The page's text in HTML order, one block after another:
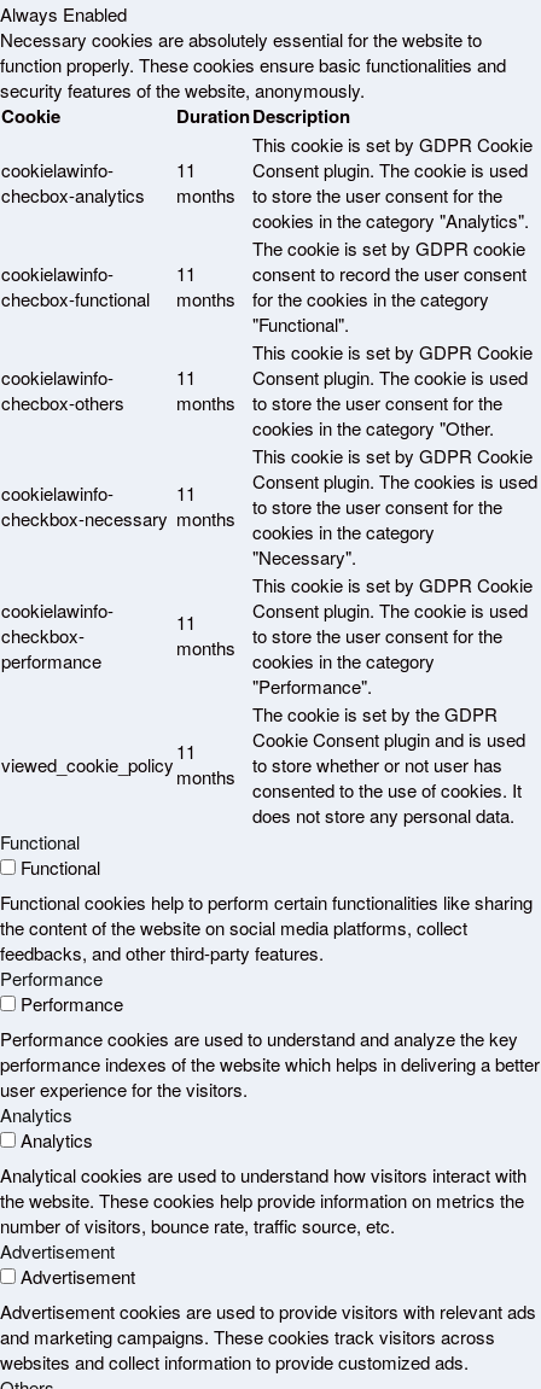
Always Enabled
Necessary cookies are absolutely essential for the website to
function properly. These cookies ensure basic functionalities and
security features of the website, anonymously.
Cookie DurationDescription
cookielawinfo-
checbox-analytics
11
months
This cookie is set by GDPR Cookie
Consent plugin. The cookie is used
to store the user consent for the
cookies in the category "Analytics".
cookielawinfo-
checbox-functional
11
months
The cookie is set by GDPR cookie
consent to record the user consent
for the cookies in the category
"Functional".
cookielawinfo-
checbox-others
11
months
This cookie is set by GDPR Cookie
Consent plugin. The cookie is used
to store the user consent for the
cookies in the category "Other.
cookielawinfo-
checkbox-necessary
11
months
This cookie is set by GDPR Cookie
Consent plugin. The cookies is used
to store the user consent for the
cookies in the category
"Necessary".
cookielawinfo-
checkbox-
performance
11
months
This cookie is set by GDPR Cookie
Consent plugin. The cookie is used
to store the user consent for the
cookies in the category
"Performance".
viewed_cookie_policy
11
months
The cookie is set by the GDPR
Cookie Consent plugin and is used
to store whether or not user has
consented to the use of cookies. It
does not store any personal data.
Functional
Functional
Functional cookies help to perform certain functionalities like sharing
the content of the website on social media platforms, collect
feedbacks, and other third-party features.
Performance
Performance
Performance cookies are used to understand and analyze the key
performance indexes of the website which helps in delivering a better
user experience for the visitors.
Analytics
Analytics
Analytical cookies are used to understand how visitors interact with
the website. These cookies help provide information on metrics the
number of visitors, bounce rate, traffic source, etc.
Advertisement
Advertisement
Advertisement cookies are used to provide visitors with relevant ads
and marketing campaigns. These cookies track visitors across
websites and collect information to provide customized ads.